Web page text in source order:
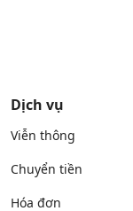
Dịch vụ
Viễn thông
Chuyển tiền
Hóa đơn